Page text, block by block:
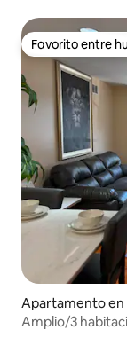
Favorito entre
Favorito entre
Apartamento en
Amplio/3